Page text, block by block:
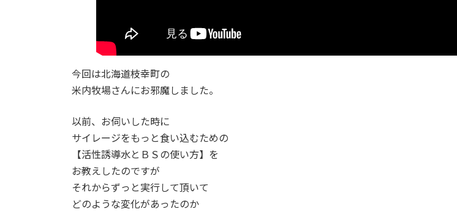
今回は北海道枝幸町の
米内牧場さんにお邪魔しました。
以前、お伺いした時に
サイレージをもっと食い込むための
【活性誘導水とＢＳの使い方】を
お教えしたのですが
それからずっと実行して頂いて
どのような変化があったのか